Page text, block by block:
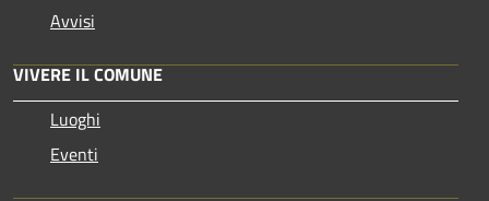
Avvisi
VIVERE IL COMUNE
Luoghi
Eventi